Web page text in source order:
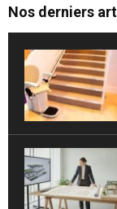
Nos derniers